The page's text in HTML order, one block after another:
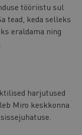
tööriistu sul
tead, keda selleks
eraldama ning
harjutused
Miro keskkonna